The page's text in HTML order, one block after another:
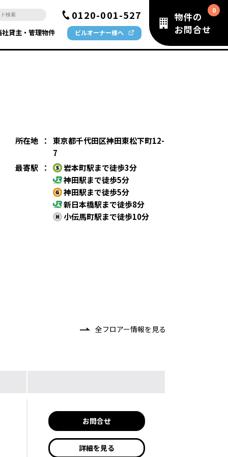
0120-001-527
社貸主・管理物件 ビルオーナー様へ
物件の
お問合せ
所在地 ：
東京都千代田区神田東松下町12-
7
最寄駅
：
岩本町駅まで徒歩3分
神田駅まで徒歩5分
神田駅まで徒歩5分
新日本橋駅まで徒歩8分
小伝馬町駅まで徒歩10分
全フロアー情報を見る
お問合せ
詳細を見る